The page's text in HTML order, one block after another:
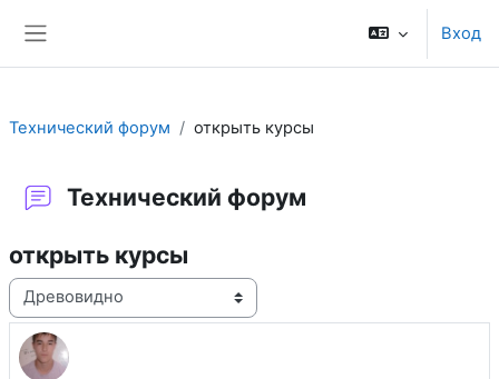
Вход
Технический форум открыть курсы
Технический форум
открыть курсы
Режим отображения